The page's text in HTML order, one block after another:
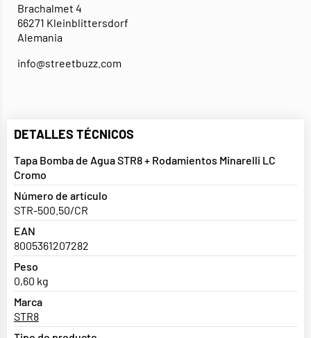
Brachalmet 4
66271 Kleinblittersdorf
Alemania
info@streetbuzz.com
DETALLES TÉCNICOS
Tapa Bomba de Agua STR8 + Rodamientos Minarelli LC
Cromo
Número de artículo
STR-500.50/CR
EAN
8005361207282
Peso
0,60 kg
Marca
STR8